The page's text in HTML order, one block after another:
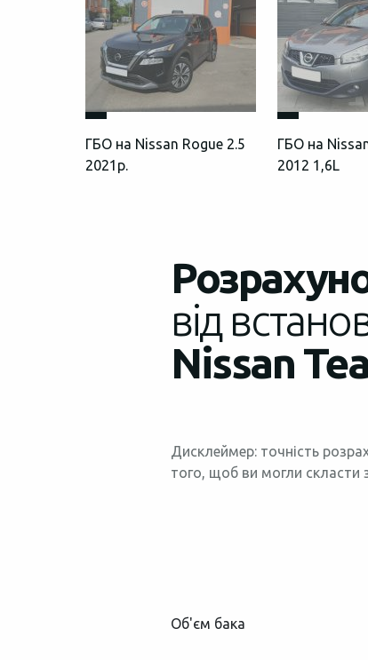
ГБО на Nissan Rogue 2.5
2021р.
ГБО на
2012 1,6L
від
Nissan
Дисклеймер: точність
того, щоб ви могли скласти
Об'єм бака